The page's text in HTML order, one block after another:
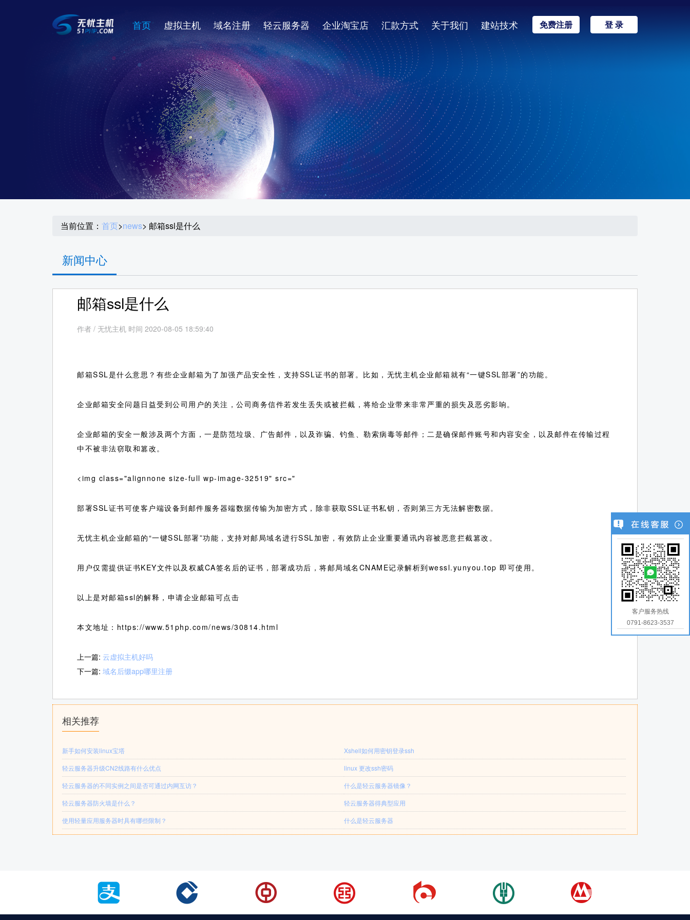
首页 虚拟主机 域名注册 轻云服务器 企业淘宝店 汇款方式 关于我们 建站技术 免费注册 登 录
当前位置： 首页>news> 邮箱ssl是什么
新闻中心
邮箱ssl是什么
作者 / 无忧主机 时间 2020-08-05 18:59:40
邮箱SSL是什么意思？有些企业邮箱为了加强产品安全性，支持SSL证书的部署。比如，无忧主机企业邮箱就有“一键SSL部署”的功能。
企业邮箱安全问题日益受到公司用户的关注，公司商务信件若发生丢失或被拦截，将给企业带来非常严重的损失及恶劣影响。
企业邮箱的安全一般涉及两个方面，一是防范垃圾、广告邮件，以及诈骗、钓鱼、勒索病毒等邮件；二是确保邮件账号和内容安全，以及邮件在传输过程
中不被非法窃取和篡改。
<img class="alignnone size-full wp-image-32519" src="
部署SSL证书可使客户端设备到邮件服务器端数据传输为加密方式，除非获取SSL证书私钥，否则第三方无法解密数据。
无忧主机企业邮箱的“一键SSL部署”功能，支持对邮局域名进行SSL加密，有效防止企业重要通讯内容被恶意拦截篡改。
用户仅需提供证书KEY文件以及权威CA签名后的证书，部署成功后，将邮局域名CNAME记录解析到wessl.yunyou.top 即可使用。
以上是对邮箱ssl的解释，申请企业邮箱可点击
本文地址：https://www.51php.com/news/30814.html
上一篇: 云虚拟主机好吗
下一篇: 域名后缀app哪里注册
相关推荐
新手如何安装linux宝塔
Xshell如何用密钥登录ssh
轻云服务器升级CN2线路有什么优点
linux 更改ssh密码
轻云服务器的不同实例之间是否可通过内网互访？
什么是轻云服务器镜像？
轻云服务器防火墙是什么？
轻云服务器得典型应用
使用轻量应用服务器时具有哪些限制？
什么是轻云服务器
客户服务热线
0791-8623-3537